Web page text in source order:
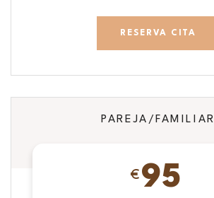
RESERVA CITA
PAREJA/FAMILIAR
€ 95